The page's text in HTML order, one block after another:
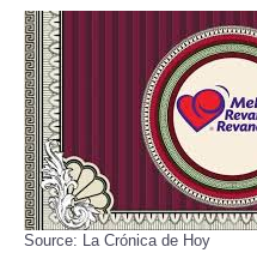
Source: La Crónica de Hoy